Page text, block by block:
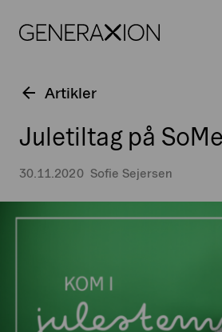
Generaxion
Artikler
Juletiltag på SoMe
30.11.2020 Sofie Sejersen